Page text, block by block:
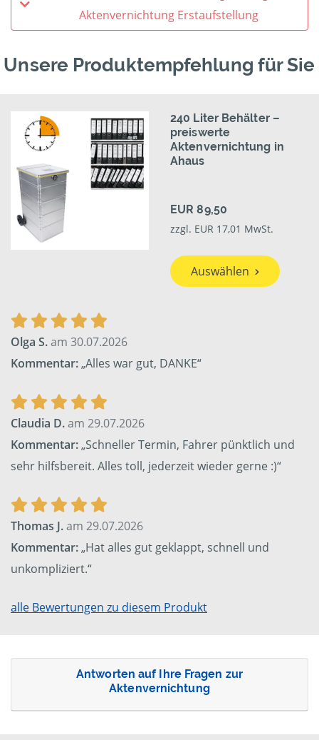
Aktenvernichtung Erstaufstellung
Unsere Produktempfehlung für Sie
240 Liter Behälter –
preiswerte
Aktenvernichtung in
Ahaus
EUR 89,50
zzgl. EUR 17,01 MwSt.
Auswählen
Olga S.am 30.07.2026
Kommentar:„Alles war gut, DANKE“
Claudia D.am 29.07.2026
Kommentar:„Schneller Termin, Fahrer pünktlich und
sehr hilfsbereit. Alles toll, jederzeit wieder gerne :)“
Thomas J.am 29.07.2026
Kommentar:„Hat alles gut geklappt, schnell und
unkompliziert.“
alle Bewertungen zu diesem Produkt
Antworten auf Ihre Fragen zur
Aktenvernichtung